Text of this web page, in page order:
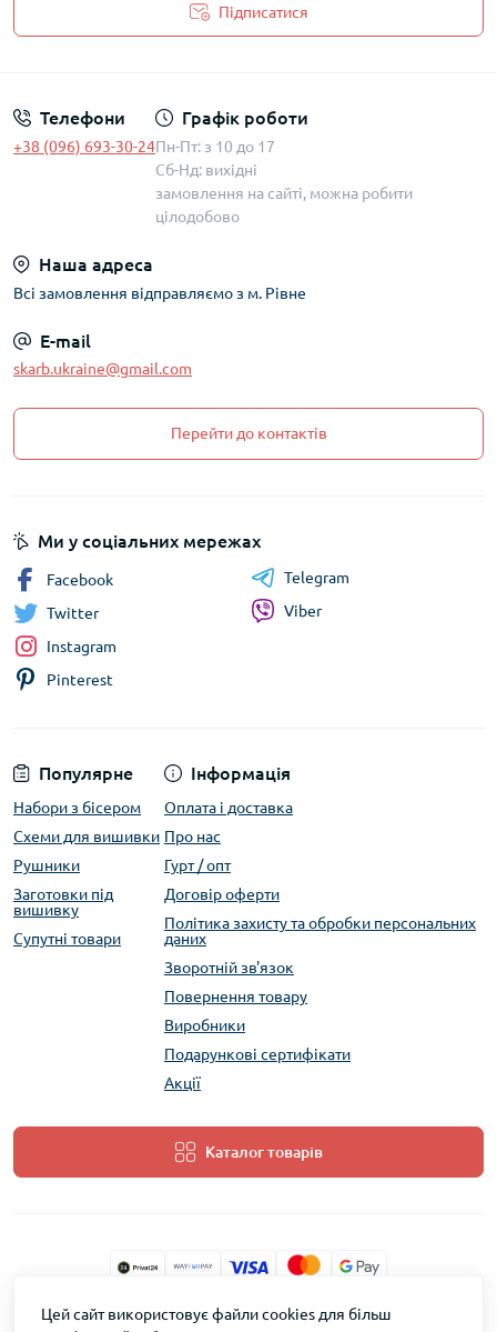
Підписатися
Телефони
+38 (096) 693-30-24
Графік роботи
Пн-Пт: з 10 до 17
Сб-Нд: вихідні
замовлення на сайті, можна робити
цілодобово
Наша адреса
Всі замовлення відправляємо з м. Рівне
E-mail
skarb.ukraine@gmail.com
Перейти до контактів
Популярне
Набори з бісером
Схеми для вишивки
Рушники
Заготовки під
вишивку
Супутні товари
Інформація
Оплата і доставка
Про нас
Гурт / опт
Договір оферти
Політика захисту та обробки персональних
даних
Зворотній зв'язок
Повернення товару
Виробники
Подарункові сертифікати
Акції
Каталог товарів
Ми у соціальних мережах
Facebook
Twitter
Instagram
Pinterest
Telegram
Viber
ТМ Скарб © 2026
Цей сайт використовує файли cookies для більш